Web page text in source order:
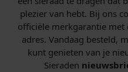
plezier van hebt. Bij ons
officiële merkgarantie met
adres. Vandaag besteld,
kunt genieten van je
Sieraden